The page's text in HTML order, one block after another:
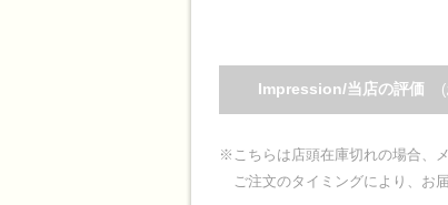
Impression/当店の評価
※こちらは店頭在庫切れの場合、
ご注文のタイミングにより、お